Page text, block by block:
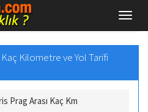
Kaç Kilometre ve Yol Tarifi
Prag Arası Kaç Km